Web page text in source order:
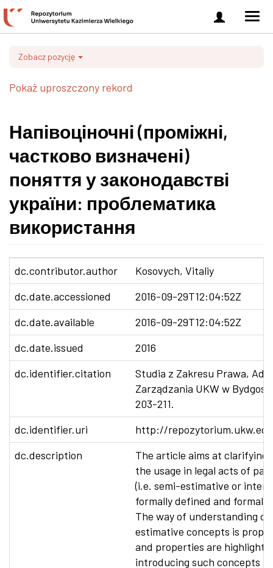
Zaloguj
się
Zobacz pozycję
Pokaż uproszczony rekord
Напівоціночні (проміжні,
частково визначені)
поняття у законодавстві
україни: проблематика
використання
dc.contributor.author
Kosovych, Vitaliy
dc.date.accessioned
2016-09-29T12:04:52Z
dc.date.available
2016-09-29T12:04:52Z
dc.date.issued
2016
dc.identifier.citation
Studia z Zakresu Prawa,
Zarządzania UKW w
203-211.
dc.identifier.uri
http://
dc.description
The article aims at clarifying
the usage in legal acts of
(i.e. semi-estimative or
formally defined and
The way of understanding
estimative concepts is
and properties are
introducing such concepts